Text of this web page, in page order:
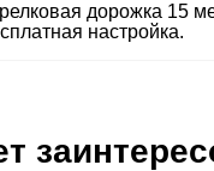
дорожка 15
настройка.